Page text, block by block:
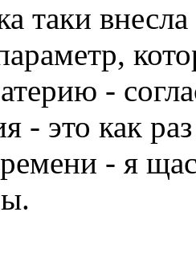
таки
-
- это как
- я